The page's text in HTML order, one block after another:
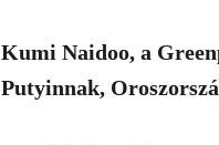
Kumi Naidoo, a
Putyinnak,